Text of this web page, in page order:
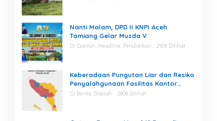
Nanti Malam, DPD II KNPI Aceh
Tamiang Gelar Musda V
Di Daerah, Headline, Pendidikan 2928 Dilihat
Keberadaan Pungutan Liar dan Resiko
Penyalahgunaan Fasilitas Kantor
Masih Tinggi di Gayo Lues.
Di Berita, Daerah 2808 Dilihat